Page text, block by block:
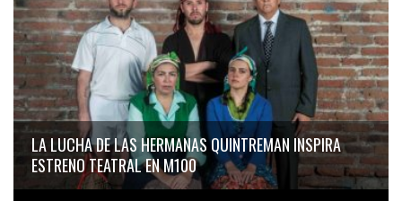
LA LUCHA DE LAS HERMANAS QUINTREMAN INSPIRA
ESTRENO TEATRAL EN M100